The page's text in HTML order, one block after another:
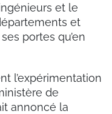
et le
et
portes qu’en
l’expérimentation
de
annoncé la